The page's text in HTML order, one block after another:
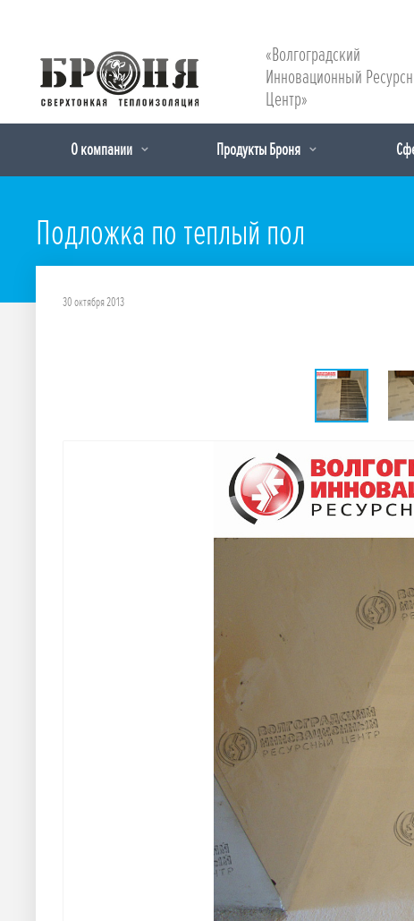
«Волгоградский
Инновационный
Центр»
О компании Продукты Броня
Подложка по теплый пол
30 октября 2013